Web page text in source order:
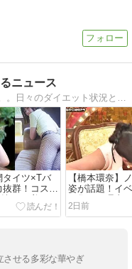
ニュース
タイツ×Tバ
抜群！コスプ
せる“美
ァン悶絶【動
【橋本環奈】
姿が話題！イ
を集めた理由
2日前
させる多彩な華やぎ